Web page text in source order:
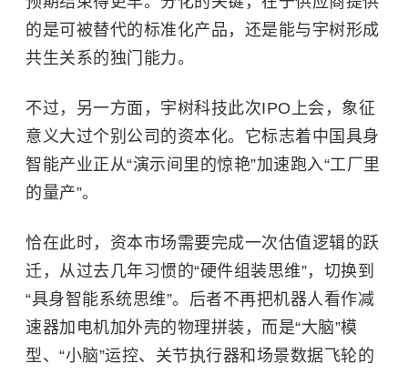
的是可被替代的标准化产品，还是能与宇树形成
共生关系的独门能力。
不过，另一方面，宇树科技此次IPO上会，象征
意义大过个别公司的资本化。它标志着中国具身
智能产业正从“演示间里的惊艳”加速跑入“工厂里
的量产”。
恰在此时，资本市场需要完成一次估值逻辑的跃
迁，从过去几年习惯的“硬件组装思维”，切换到
“具身智能系统思维”。后者不再把机器人看作减
速器加电机加外壳的物理拼装，而是“大脑”模
型、“小脑”运控、关节执行器和场景数据飞轮的